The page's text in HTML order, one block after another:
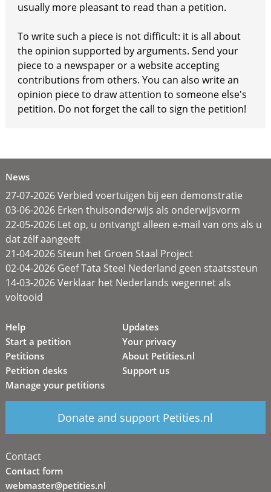
usually more pleasant to read than a petition.
To write such a piece is not difficult: it is all about
the opinion supported by arguments. Send your
piece to a newspaper or a website accepting
contributions from others. You can also write an
opinion piece to draw attention to someone else's
petition. Do not forget the call to sign the petition!
News
27-07-2026 Verbied voertuigen bij een demonstratie
03-06-2026 Erken thuisonderwijs als onderwijsvorm
22-05-2026 Let op, u ontvangt alleen e-mail van ons als u
dat zélf aangeeft
21-04-2026 Steun het Groen Staal Project
02-04-2026 Geef Tata Steel Nederland geen staatssteun
14-03-2026 Verklaar het Nederlands wegennet als
voltooid
Help
Start a petition
Petitions
Petition desks
Manage your petitions
Updates
Your privacy
About Petities.nl
Support us
Donate and support Petities.nl
Contact
Contact form
webmaster@petities.nl